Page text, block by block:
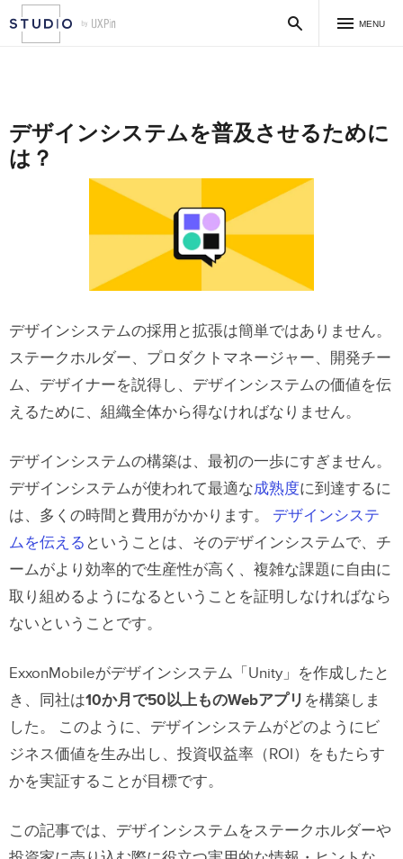
MENU
デザインシステムを普及させるために
は？
デザインシステムの採用と拡張は簡単ではありません。
ステークホルダー、プロダクトマネージャー、開発チー
ム、デザイナーを説得し、デザインシステムの価値を伝
えるために、組織全体から得なければなりません。
デザインシステムの構築は、最初の一歩にすぎません。
デザインシステムが使われて最適な成熟度に到達するに
は、多くの時間と費用がかかります。 デザインシステ
ムを伝える ということは、そのデザインシステムで、チ
ームがより効率的で生産性が高く、複雑な課題に自由に
取り組めるようになるということを証明しなければなら
ないということです。
ExxonMobileがデザインシステム「Unity」を作成したと
き、同社は10か月で50以上ものWebアプリ を構築しま
した。 このように、デザインシステムがどのようにビ
ジネス価値を生み出し、投資収益率（ROI）をもたらす
かを実証することが目標です。
この記事では、デザインシステムをステークホルダーや